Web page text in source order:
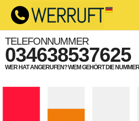
TELEFONNUMMER
034638537625
WER HAT ANGERUFEN? WEM GEHÖRT DIE